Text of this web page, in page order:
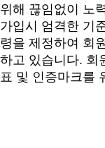
위해 끊임없이 노
가입시 엄격한 기
령을 제정하여 회
하고 있습니다. 회
표 및 인증마크를